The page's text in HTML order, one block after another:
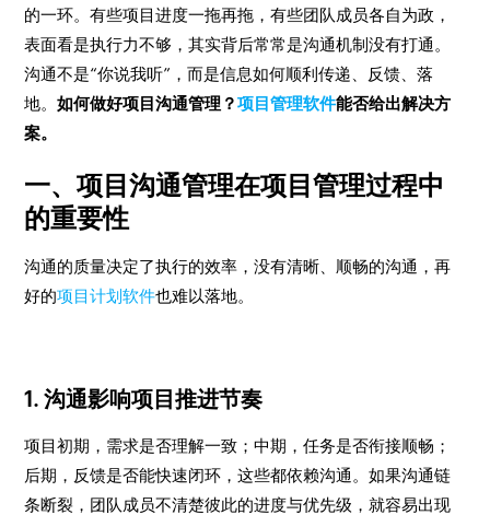
的一环。有些项目进度一拖再拖，有些团队成员各自为政，
表面看是执行力不够，其实背后常常是沟通机制没有打通。
沟通不是“你说我听”，而是信息如何顺利传递、反馈、落
地。如何做好项目沟通管理？项目管理软件能否给出解决方
案。
一、项目沟通管理在项目管理过程中
的重要性
沟通的质量决定了执行的效率，没有清晰、顺畅的沟通，再
好的项目计划软件也难以落地。
1. 沟通影响项目推进节奏
项目初期，需求是否理解一致；中期，任务是否衔接顺畅；
后期，反馈是否能快速闭环，这些都依赖沟通。如果沟通链
条断裂，团队成员不清楚彼此的进度与优先级，就容易出现